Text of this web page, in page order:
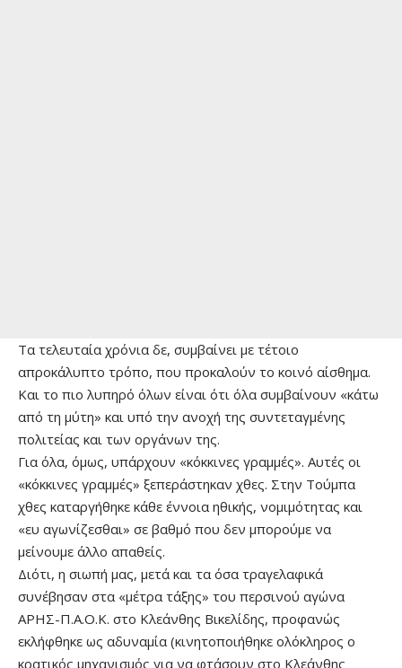
Τα τελευταία χρόνια δε, συμβαίνει με τέτοιο
απροκάλυπτο τρόπο, που προκαλούν το κοινό αίσθημα.
Και το πιο λυπηρό όλων είναι ότι όλα συμβαίνουν «κάτω
από τη μύτη» και υπό την ανοχή της συντεταγμένης
πολιτείας και των οργάνων της.
Για όλα, όμως, υπάρχουν «κόκκινες γραμμές». Αυτές οι
«κόκκινες γραμμές» ξεπεράστηκαν χθες. Στην Τούμπα
χθες καταργήθηκε κάθε έννοια ηθικής, νομιμότητας και
«ευ αγωνίζεσθαι» σε βαθμό που δεν μπορούμε να
μείνουμε άλλο απαθείς.
Διότι, η σιωπή μας, μετά και τα όσα τραγελαφικά
συνέβησαν στα «μέτρα τάξης» του περσινού αγώνα
ΑΡΗΣ-Π.Α.Ο.Κ. στο Κλεάνθης Βικελίδης, προφανώς
εκλήφθηκε ως αδυναμία (κινητοποιήθηκε ολόκληρος ο
κρατικός μηχανισμός για να φτάσουν στο Κλεάνθης